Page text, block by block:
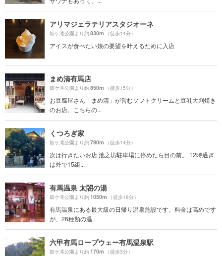
アリマジェラテリアスタジオーネ
鼓ケ滝公園より約830m （徒歩14分）
アイスが食べたい娘の要望を叶えるために入店
まめ清有馬店
鼓ケ滝公園より約850m （徒歩15分）
お豆腐屋さん「まめ清」が営むソフトクリームと豆乳大判焼き
のお店。こちらの...
くつろぎ家
鼓ケ滝公園より約790m （徒歩14分）
次は行きたいお店 池之坊駐車場に停めたら目の前。 12時過ぎ
は外で15組...
有馬温泉 太閤の湯
鼓ケ滝公園より約1050m （徒歩18分）
有馬温泉にある最大級の日帰り温泉施設です。料金は高めです
が、26種類の温...
六甲有馬ロープウェー有馬温泉駅
鼓ケ滝公園より約170m （徒歩3分）